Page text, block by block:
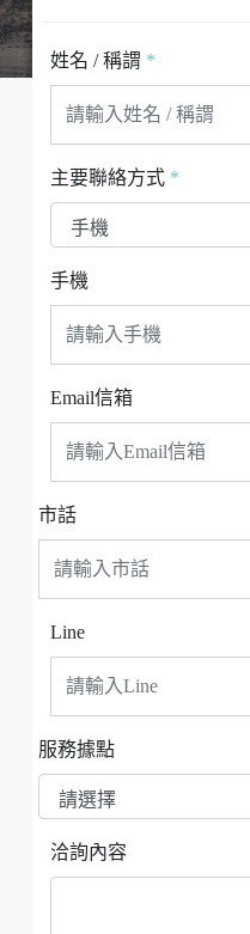
姓名 / 稱謂 *
主要聯絡方式 *
手機
Email信箱
市話
Line
服務據點
洽詢內容